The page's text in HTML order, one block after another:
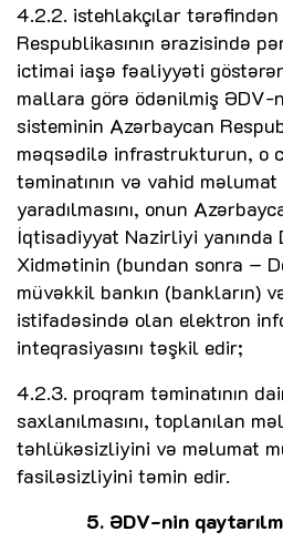
4.2.2. istehlakçılar
Respublikasının ərazisində
ictimai iaşə fəaliyyəti
mallara görə ödənilmiş ƏDV-
sisteminin Azərbaycan
məqsədilə infrastrukturun, o
təminatının və vahid məlumat
yaradılmasını, onun
İqtisadiyyat Nazirliyi yanında
Xidmətinin (bundan sonra –
müvəkkil bankın (bankların)
istifadəsində olan elektron
inteqrasiyasını təşkil edir;
4.2.3. proqram təminatının
saxlanılmasını, toplanılan
təhlükəsizliyini və məlumat
fasiləsizliyini təmin edir.
5. ƏDV-nin